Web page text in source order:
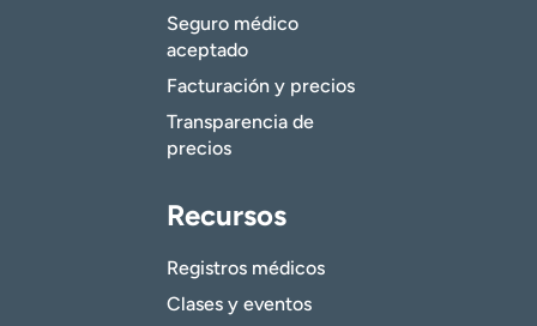
Seguro médico
aceptado
Facturación y precios
Transparencia de
precios
Recursos
Registros médicos
Clases y eventos